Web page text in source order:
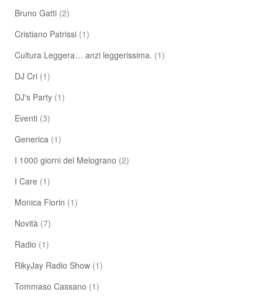
Bruno Gatti (2)
Cristiano Patrissi (1)
Cultura Leggera… anzi leggerissima. (1)
DJ Cri (1)
DJ's Party (1)
Eventi (3)
Generica (1)
I 1000 giorni del Melograno (2)
I Care (1)
Monica Fiorin (1)
Novità (7)
Radio (1)
RikyJay Radio Show (1)
Tommaso Cassano (1)